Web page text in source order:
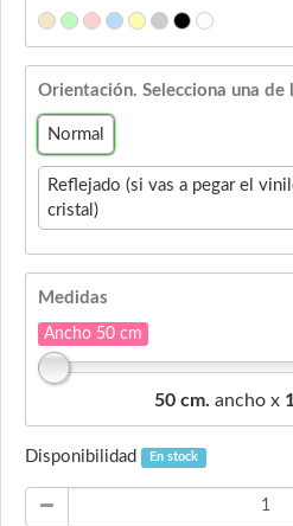
Orientación. Selecciona una de
Normal
Reflejado (si vas a pegar el
cristal)
Medidas
Ancho 50 cm
50 cm. ancho x
Disponibilidad En stock